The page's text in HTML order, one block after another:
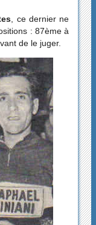
, ce dernier ne
: 87ème à
de le juger.